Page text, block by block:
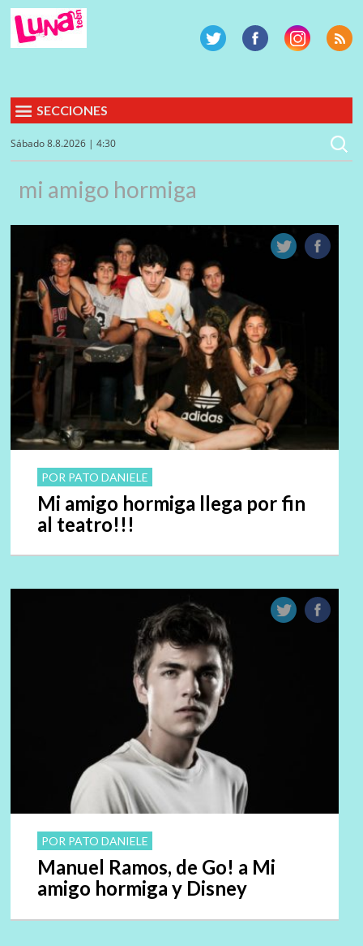
SECCIONES
Sábado 8.8.2026 | 4:30
mi amigo hormiga
POR PATO DANIELE
Mi amigo hormiga llega por fin
al teatro!!!
POR PATO DANIELE
Manuel Ramos, de Go! a Mi
amigo hormiga y Disney